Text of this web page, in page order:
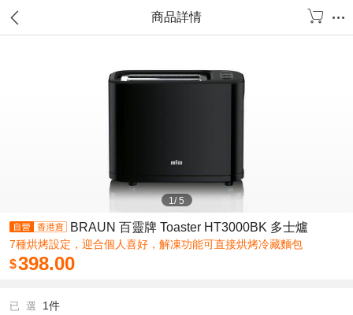
商品詳情
1/5
BRAUN 百靈牌 Toaster HT3000BK 多士爐
7種烘烤設定，迎合個人喜好，解凍功能可直接烘烤冷藏麵包
$398.00
已 選 1件